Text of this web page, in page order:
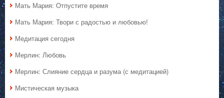
Мать Мария: Отпустите время
Мать Мария: Твори с радостью и любовью!
Медитация сегодня
Мерлин: Любовь
Мерлин: Слияние сердца и разума (с медитацией)
Мистическая музыка